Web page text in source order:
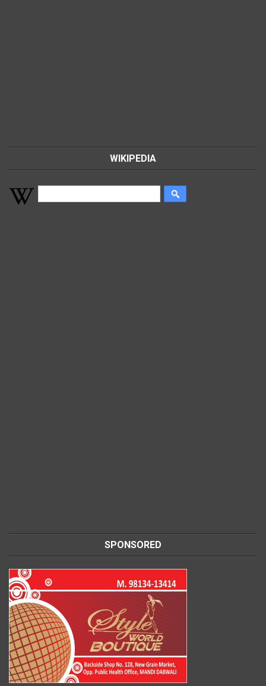
WIKIPEDIA
SPONSORED